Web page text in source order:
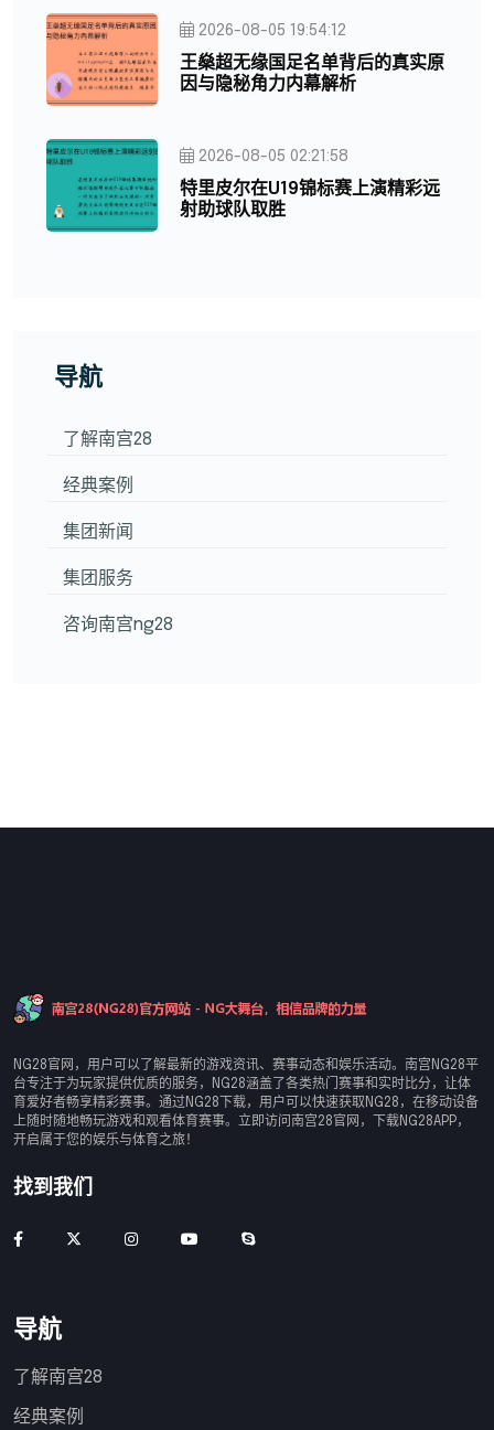
2026-08-05 19:54:12
王燊超无缘国足名单背后的真实原
因与隐秘角力内幕解析
2026-08-05 02:21:58
特里皮尔在U19锦标赛上演精彩远
射助球队取胜
导航
了解南宫28
经典案例
集团新闻
集团服务
咨询南宫ng28
NG28官网，用户可以了解最新的游戏资讯、赛事动态和娱乐活动。南宫NG28平
台专注于为玩家提供优质的服务，NG28涵盖了各类热门赛事和实时比分，让体
育爱好者畅享精彩赛事。通过NG28下载，用户可以快速获取NG28，在移动设备
上随时随地畅玩游戏和观看体育赛事。立即访问南宫28官网，下载NG28APP，
开启属于您的娱乐与体育之旅！
找到我们
导航
了解南宫28
经典案例